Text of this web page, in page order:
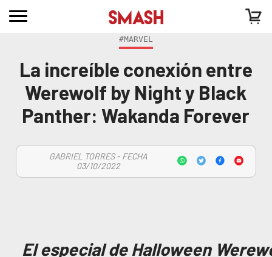
#MARVEL
La increíble conexión entre
Werewolf by Night y Black
Panther: Wakanda Forever
GABRIEL TORRES - FECHA
03/10/2022
El especial de Halloween